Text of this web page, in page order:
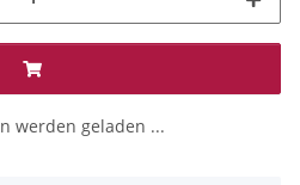
werden geladen ...